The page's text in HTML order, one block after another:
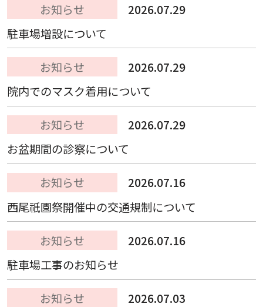
お知らせ
2026.07.29
駐車場増設について
お知らせ
2026.07.29
院内でのマスク着用について
お知らせ
2026.07.29
お盆期間の診察について
お知らせ
2026.07.16
西尾祇園祭開催中の交通規制について
お知らせ
2026.07.16
駐車場工事のお知らせ
お知らせ
2026.07.03